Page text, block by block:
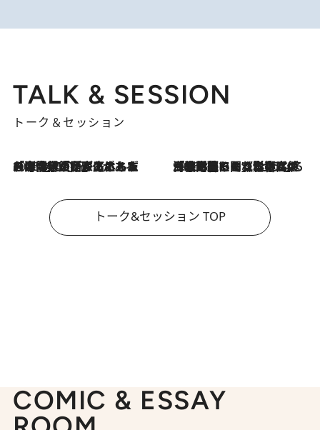
TALK & SESSION
トーク＆セッション
2026.8.3
「今後値上げがあるとすれば…」「リスクがあるのは今年の冬」エネルギー専門家が語る、ホルムズ海峡封鎖が家庭にもたらす“ある心配” 2026.8.3
「住宅建てられない…」「サーチャージ料の高値が続いている」ホルムズ海峡封鎖による影響はいつまで続く？《エネルギー専門家に聞く“どうなる日本の暮らし”》
トーク&セッション TOP
COMIC & ESSAY